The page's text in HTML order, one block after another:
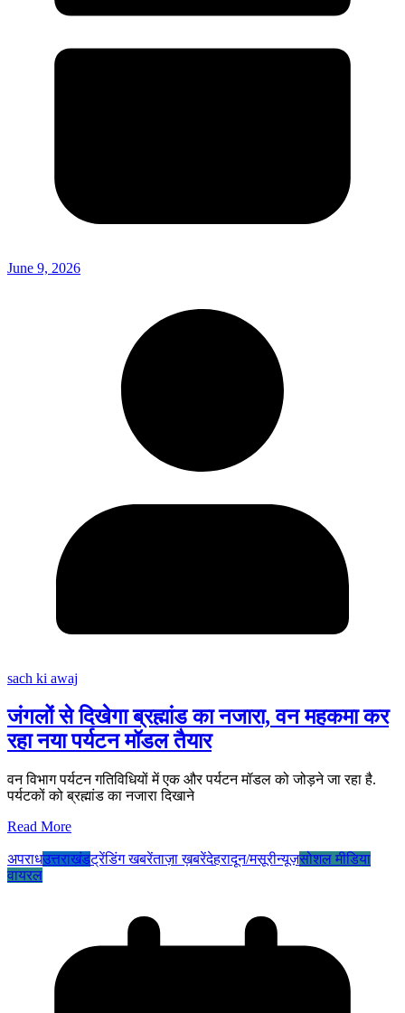
June 9, 2026
sach ki awaj
जंगलों से दिखेगा ब्रह्मांड का नजारा, वन महकमा कर
रहा नया पर्यटन मॉडल तैयार
वन विभाग पर्यटन गतिविधियों में एक और पर्यटन मॉडल को जोड़ने जा रहा है.
पर्यटकों को ब्रह्मांड का नजारा दिखाने
Read More
अपराधउत्तराखंडट्रेंडिंग खबरेंताज़ा ख़बरेंदेहरादून/मसूरीन्यूज़सोशल मीडिया
वायरल